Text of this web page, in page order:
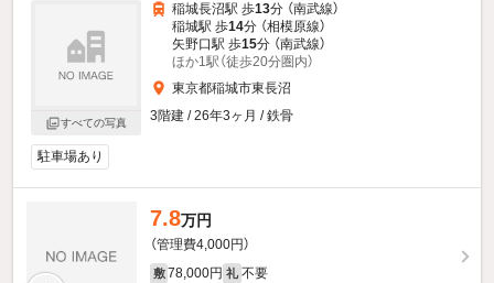
すべての写真
稲城長沼駅 歩13分 （南武線）
稲城駅 歩14分 （相模原線）
矢野口駅 歩15分 （南武線）
ほか1駅（徒歩20分圏内）
東京都稲城市東長沼
3階建 / 26年3ヶ月 / 鉄骨
駐車場あり
7.8万円
（管理費4,000円）
敷 78,000円 礼 不要